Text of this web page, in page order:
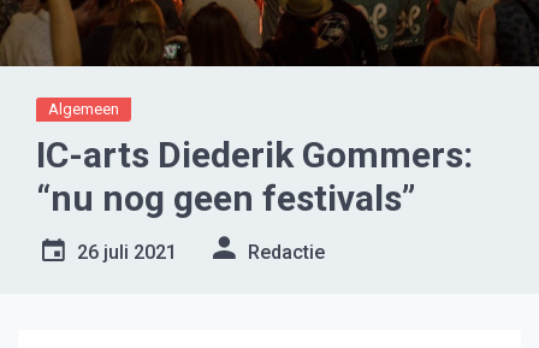
Algemeen
IC-arts Diederik Gommers:
“nu nog geen festivals”
26 juli 2021 Redactie